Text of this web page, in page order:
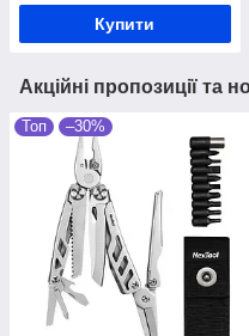
Купити
Акційні пропозиції та
Топ –30%